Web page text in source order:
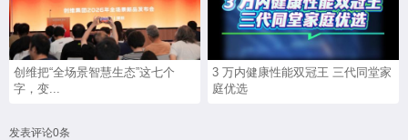
创维把“全场景智慧生态”这七个
字，变...
3 万内健康性能双冠王 三代同堂家
庭优选
发表评论0条